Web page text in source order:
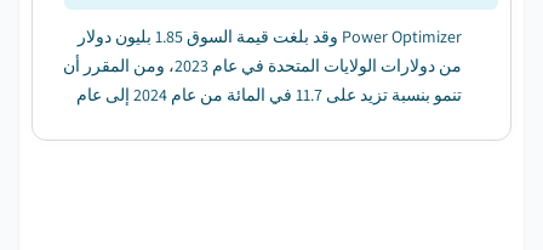
Power Optimizer وقد بلغت قيمة السوق 1.85 بليون دولار
من دولارات الولايات المتحدة في عام 2023، ومن المقرر أن
تنمو بنسبة تزيد على 11.7 في المائة من عام 2024 إلى عام